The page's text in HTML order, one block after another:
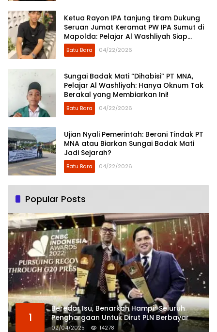
Ketua Rayon IPA tanjung tiram Dukung
Seruan Jumat Keramat PW IPA Sumut di
Mapolda: Pelajar Al Washliyah Siap
“Kepung” Penimbun Sungai Badak Mati.
Batu Bara 04/22/2026
Sungai Badak Mati “Dihabisi” PT MNA,
Pelajar Al Washliyah: Hanya Oknum Tak
Berakal yang Membiarkan Ini!
Batu Bara 04/22/2026
Ujian Nyali Pemerintah: Berani Tindak PT
MNA atau Biarkan Sungai Badak Mati
Jadi Sejarah?
Batu Bara 04/22/2026
Popular Posts
1
Beredar Isu, Benarkah Hampir Seluruh
Penghargaan Untuk Dirut PLN Berbayar
02/04/2025 14278